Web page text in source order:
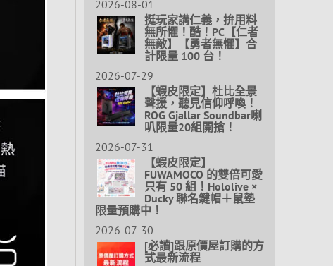
2026-08-01
挺玩家講仁義，拚用料
無所懼！酷！PC【仁者
無敵】【勇者無懼】合
計限量 100 台！
2026-07-29
【蝦皮限定】杜比全景
聲援，聽見信仰呼喚！
ROG Gjallar Soundbar喇
叭限量20組開搶！
2026-07-31
【蝦皮限定】
FUWAMOCO 的雙倍可愛
只有 50 組！Hololive ×
Ducky 聯名鍵帽＋鼠墊
限量預購中！
2026-07-30
[必讀]跟原價屋訂購的方
式最新流程